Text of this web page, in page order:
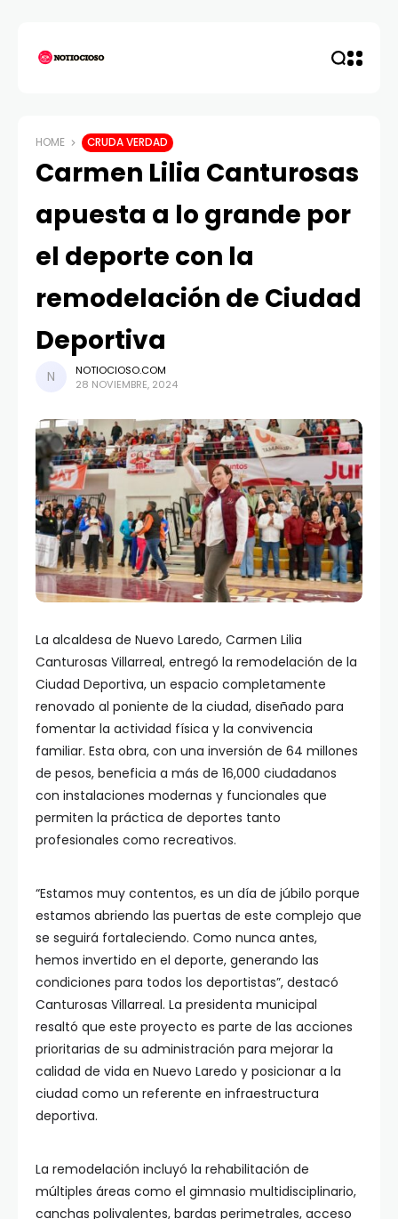
HOME CRUDA VERDAD
Carmen Lilia Canturosas
apuesta a lo grande por
el deporte con la
remodelación de Ciudad
Deportiva
NOTIOCIOSO.COM
28 NOVIEMBRE, 2024
La alcaldesa de Nuevo Laredo, Carmen Lilia
Canturosas Villarreal, entregó la remodelación de la
Ciudad Deportiva, un espacio completamente
renovado al poniente de la ciudad, diseñado para
fomentar la actividad física y la convivencia
familiar. Esta obra, con una inversión de 64 millones
de pesos, beneficia a más de 16,000 ciudadanos
con instalaciones modernas y funcionales que
permiten la práctica de deportes tanto
profesionales como recreativos.
“Estamos muy contentos, es un día de júbilo porque
estamos abriendo las puertas de este complejo que
se seguirá fortaleciendo. Como nunca antes,
hemos invertido en el deporte, generando las
condiciones para todos los deportistas”, destacó
Canturosas Villarreal. La presidenta municipal
resaltó que este proyecto es parte de las acciones
prioritarias de su administración para mejorar la
calidad de vida en Nuevo Laredo y posicionar a la
ciudad como un referente en infraestructura
deportiva.
La remodelación incluyó la rehabilitación de
múltiples áreas como el gimnasio multidisciplinario,
canchas polivalentes, bardas perimetrales, acceso